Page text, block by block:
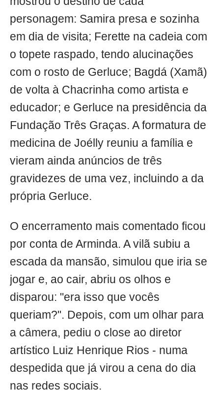
personagem: Samira presa e sozinha
em dia de visita; Ferette na cadeia com
o topete raspado, tendo alucinações
com o rosto de Gerluce; Bagdá (Xamã)
de volta à Chacrinha como artista e
educador; e Gerluce na presidência da
Fundação Três Graças. A formatura de
medicina de Joélly reuniu a família e
vieram ainda anúncios de três
gravidezes de uma vez, incluindo a da
própria Gerluce.
O encerramento mais comentado ficou
por conta de Arminda. A vilã subiu a
escada da mansão, simulou que iria se
jogar e, ao cair, abriu os olhos e
disparou: "era isso que vocês
queriam?". Depois, com um olhar para
a câmera, pediu o close ao diretor
artístico Luiz Henrique Rios - numa
despedida que já virou a cena do dia
nas redes sociais.